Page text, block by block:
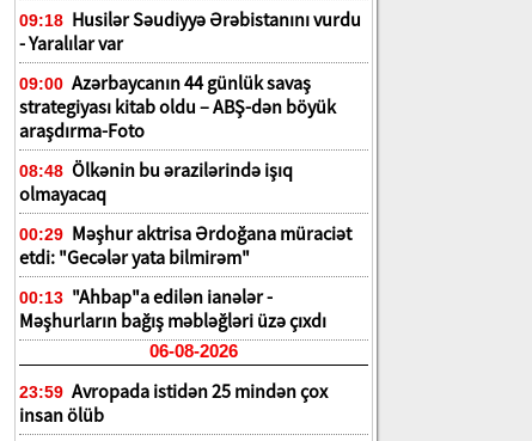
09:18 Husilər Səudiyyə Ərəbistanını vurdu
- Yaralılar var
09:00 Azərbaycanın 44 günlük savaş
strategiyası kitab oldu – ABŞ-dən böyük
araşdırma-Foto
08:48 Ölkənin bu ərazilərində işıq
olmayacaq
00:29 Məşhur aktrisa Ərdoğana müraciət
etdi: "Gecələr yata bilmirəm"
00:13 "Ahbap"a edilən ianələr -
Məşhurların bağış məbləğləri üzə çıxdı
06-08-2026
23:59 Avropada istidən 25 mindən çox
insan ölüb